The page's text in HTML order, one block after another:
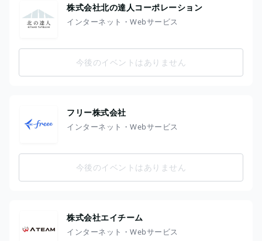
株式会社北の達人コーポレーション
インターネット・Webサービス
今後のイベントはありません
フリー株式会社
インターネット・Webサービス
今後のイベントはありません
株式会社エイチーム
インターネット・Webサービス